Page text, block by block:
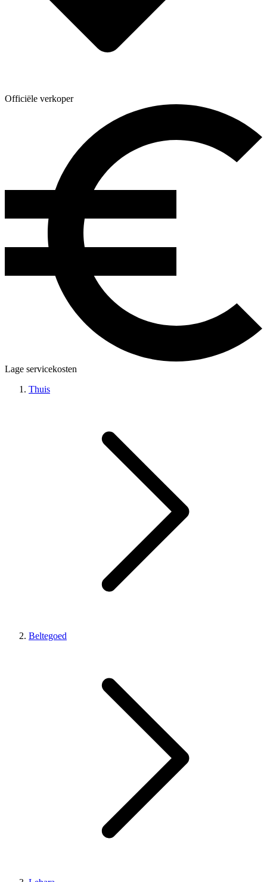
Officiële verkoper
Lage servicekosten
Thuis
Beltegoed